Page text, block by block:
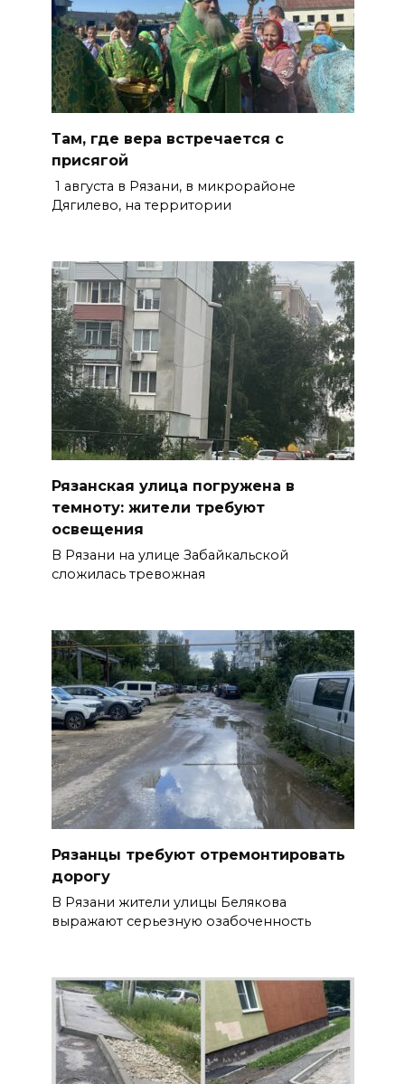
Там, где вера встречается с
присягой
1 августа в Рязани, в микрорайоне
Дягилево, на территории
Рязанская улица погружена в
темноту: жители требуют
освещения
В Рязани на улице Забайкальской
сложилась тревожная
Рязанцы требуют отремонтировать
дорогу
В Рязани жители улицы Белякова
выражают серьезную озабоченность